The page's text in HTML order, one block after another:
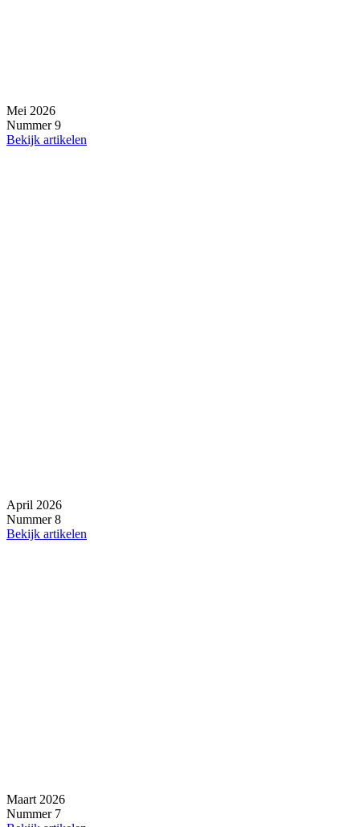
Mei 2026
Nummer 9
Bekijk artikelen
April 2026
Nummer 8
Bekijk artikelen
Maart 2026
Nummer 7